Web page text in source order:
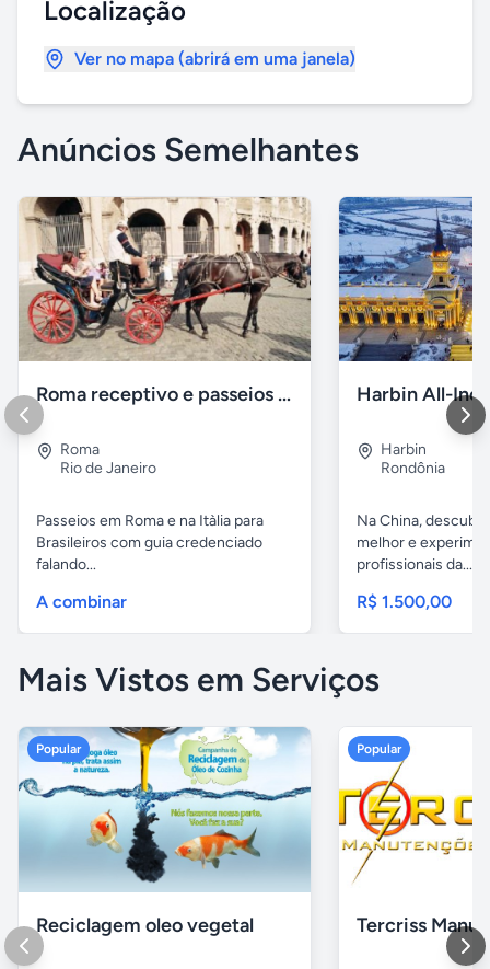
Localização
Ver no mapa (abrirá em uma janela)
Anúncios Semelhantes
Roma receptivo e passeios com guia em portugues
Roma
Rio de Janeiro
Passeios em Roma e na Itàlia para
Brasileiros com guia credenciado
falando...
A combinar
Harbin
Rondônia
Na China,
melhor e
profissionais da...
R$ 1.500,00
Mais Vistos em Serviços
Popular
Reciclagem oleo vegetal
Popular